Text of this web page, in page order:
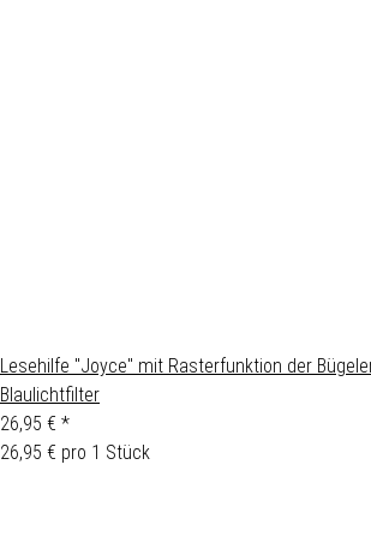
Lesehilfe "Joyce" mit Rasterfunktion der
Blaulichtfilter
26,95 € *
26,95 € pro 1 Stück